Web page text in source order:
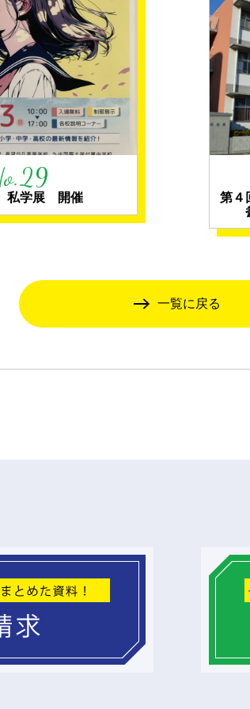
私学展 開催
第
一覧に戻る